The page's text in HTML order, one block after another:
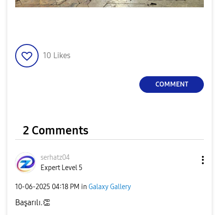
10 Likes
COMMENT
2 Comments
serhatz04
Expert Level 5
‎10-06-2025 04:18 PM in Galaxy Gallery
Başarılı.👏